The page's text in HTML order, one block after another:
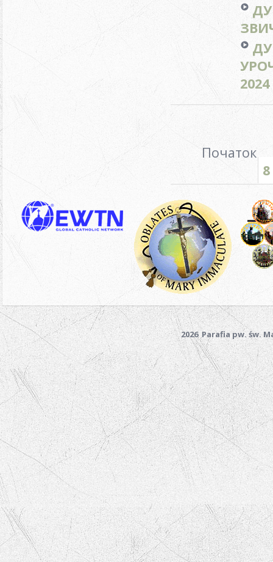
2024
Початок
8
2026 Parafia pw. św.